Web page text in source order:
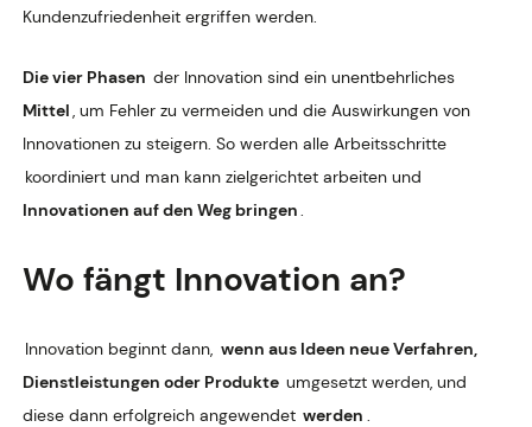
Kundenzufriedenheit ergriffen werden.
Die vier Phasen der Innovation sind ein unentbehrliches
Mittel, um Fehler zu vermeiden und die Auswirkungen von
Innovationen zu steigern. So werden alle Arbeitsschritte
koordiniert und man kann zielgerichtet arbeiten und
Innovationen auf den Weg bringen.
Wo fängt Innovation an?
Innovation beginnt dann, wenn aus Ideen neue Verfahren,
Dienstleistungen oder Produkte umgesetzt werden, und
diese dann erfolgreich angewendet werden .